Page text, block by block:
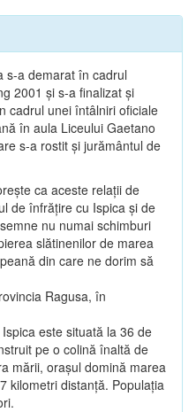
s-a demarat în cadrul
2001 şi s-a finalizat şi
cadrul unei întâlniri oficiale
în aula Liceului Gaetano
s-a rostit şi jurământul de
ca aceste relaţii de
de înfrăţire cu Ispica şi de
nu numai schimburi
slătinenilor de marea
din care ne dorim să
Ragusa, în
este situată la 36 de
pe o colină înaltă de
mării, oraşul domină marea
kilometri distanţă. Populaţia